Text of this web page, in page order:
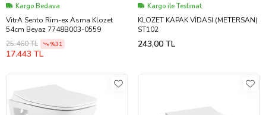
Kargo Bedava
VitrA Sento Rim-ex Asma Klozet
54cm Beyaz 7748B003-0559
25.460 TL
%31
17.443 TL
Kargo ile Teslimat
KLOZET KAPAK VİDASI (METERSAN)
ST102
243,00 TL